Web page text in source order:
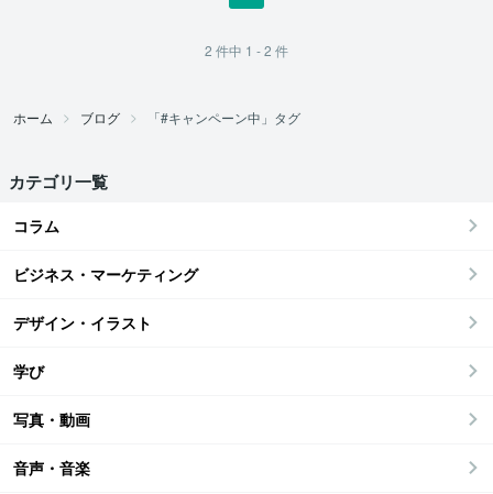
2 件中 1 - 2 件
ホーム ブログ 「#キャンペーン中」タグ
カテゴリ一覧
コラム
ビジネス・マーケティング
デザイン・イラスト
学び
写真・動画
音声・音楽